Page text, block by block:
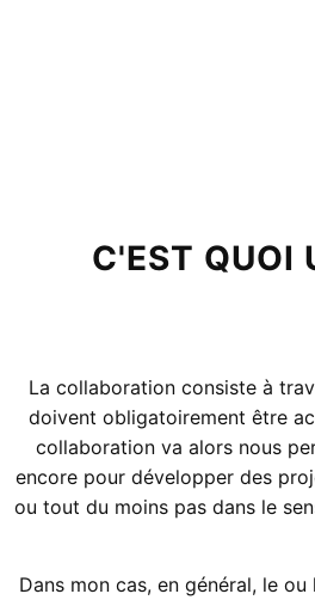
C'EST QUOI
La collaboration consiste à
doivent obligatoirement être
collaboration va alors nous
encore pour développer des
ou tout du moins pas dans le
Dans mon cas, en général, le